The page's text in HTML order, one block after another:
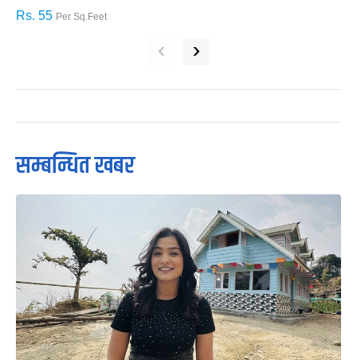
Rs. 55 Per Sq.Feet
‹ ›
सम्बन्धित खबर